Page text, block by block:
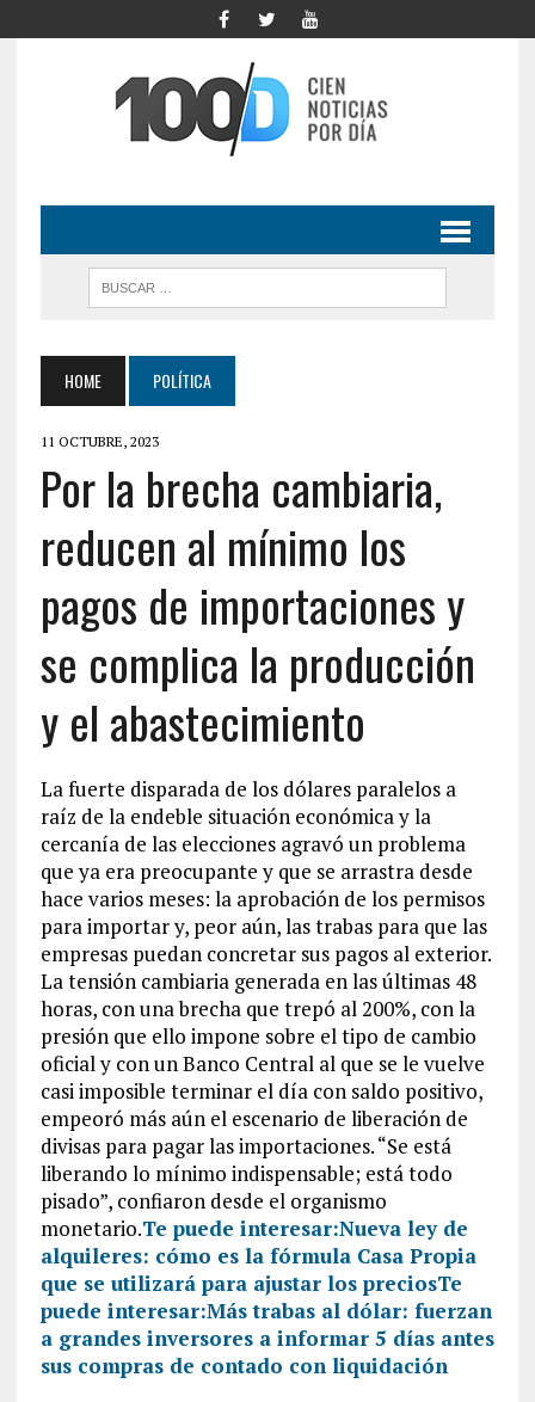
HOME POLÍTICA
11 OCTUBRE, 2023
Por la brecha cambiaria,
reducen al mínimo los
pagos de importaciones y
se complica la producción
y el abastecimiento
La fuerte disparada de los dólares paralelos a
raíz de la endeble situación económica y la
cercanía de las elecciones agravó un problema
que ya era preocupante y que se arrastra desde
hace varios meses: la aprobación de los permisos
para importar y, peor aún, las trabas para que las
empresas puedan concretar sus pagos al exterior.
La tensión cambiaria generada en las últimas 48
horas, con una brecha que trepó al 200%, con la
presión que ello impone sobre el tipo de cambio
oficial y con un Banco Central al que se le vuelve
casi imposible terminar el día con saldo positivo,
empeoró más aún el escenario de liberación de
divisas para pagar las importaciones. “Se está
liberando lo mínimo indispensable; está todo
pisado”, confiaron desde el organismo
monetario.Te puede interesar:Nueva ley de
alquileres: cómo es la fórmula Casa Propia
que se utilizará para ajustar los preciosTe
puede interesar:Más trabas al dólar: fuerzan
a grandes inversores a informar 5 días antes
sus compras de contado con liquidación